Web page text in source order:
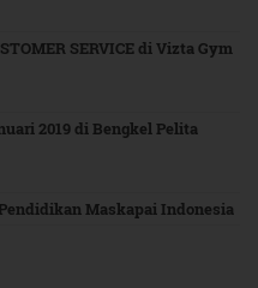
SERVICE di Vizta Gym
2019 di Bengkel Pelita
Maskapai Indonesia